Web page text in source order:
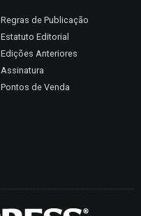
Regras de Publicação
Estatuto Editorial
Edições Anteriores
Assinatura
Pontos de Venda